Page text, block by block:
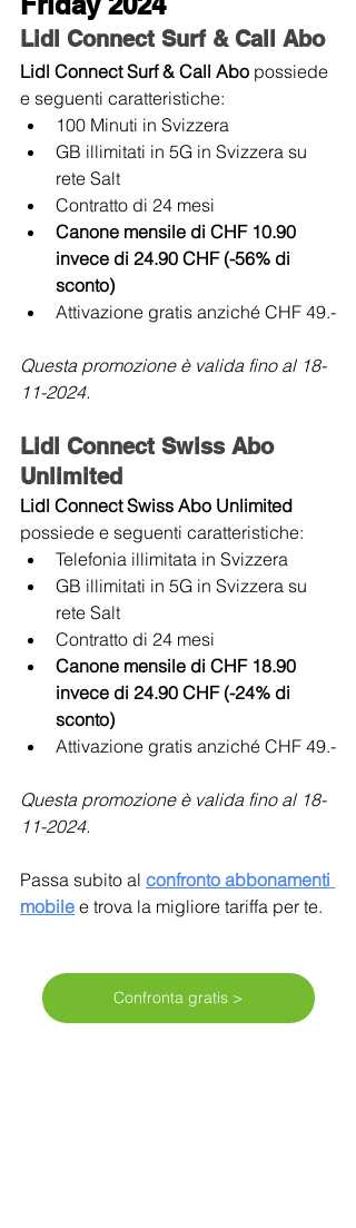
Lidl Connect Surf & Call Abo
Lidl Connect Surf & Call Abo possiede
e seguenti caratteristiche:
100 Minuti in Svizzera
GB illimitati in 5G in Svizzera su
rete Salt
Contratto di 24 mesi
Canone mensile di CHF 10.90
invece di 24.90 CHF (-56% di
sconto)
Attivazione gratis anziché CHF 49.-
Questa promozione è valida fino al 18-
11-2024.
Lidl Connect Swiss Abo
Unlimited
Lidl Connect Swiss Abo Unlimited
possiede e seguenti caratteristiche:
Telefonia illimitata in Svizzera
GB illimitati in 5G in Svizzera su
rete Salt
Contratto di 24 mesi
Canone mensile di CHF 18.90
invece di 24.90 CHF (-24% di
sconto)
Attivazione gratis anziché CHF 49.-
Questa promozione è valida fino al 18-
11-2024.
Passa subito al confronto abbonamenti
mobile e trova la migliore tariffa per te.
Confronta gratis >